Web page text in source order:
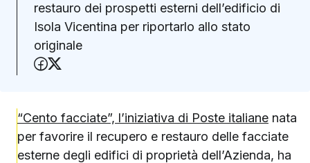
restauro dei prospetti esterni dell’edificio di
Isola Vicentina per riportarlo allo stato
originale
Condividi su Facebook
“Cento facciate”, l’iniziativa di Poste italiane nata
per favorire il recupero e restauro delle facciate
esterne degli edifici di proprietà dell’Azienda, ha